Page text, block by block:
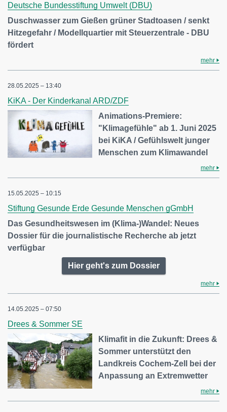
Deutsche Bundesstiftung Umwelt (DBU)
Duschwasser zum Gießen grüner Stadtoasen / senkt
Hitzegefahr / Modellquartier mit Steuerzentrale - DBU
fördert
mehr
28.05.2025 – 13:40
KiKA - Der Kinderkanal ARD/ZDF
Animations-Premiere:
"Klimagefühle" ab 1. Juni 2025
bei KiKA / Gefühlswelt junger
Menschen zum Klimawandel
mehr
15.05.2025 – 10:15
Stiftung Gesunde Erde Gesunde Menschen gGmbH
Das Gesundheitswesen im (Klima-)Wandel: Neues
Dossier für die journalistische Recherche ab jetzt
verfügbar
Hier geht's zum Dossier
mehr
14.05.2025 – 07:50
Drees & Sommer SE
Klimafit in die Zukunft: Drees &
Sommer unterstützt den
Landkreis Cochem-Zell bei der
Anpassung an Extremwetter
mehr